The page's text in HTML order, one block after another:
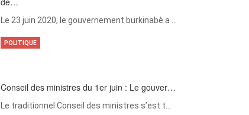
Le 23 juin 2020, le gouvernement burkinabè a …
Conseil des ministres du 1er juin : Le gouver…
Le traditionnel Conseil des ministres s’est t…
POLITIQUE